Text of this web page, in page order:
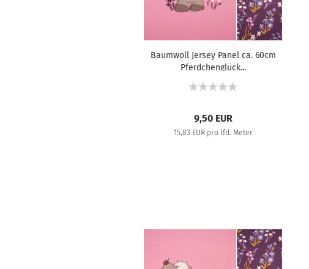
Baumwoll Jersey Panel ca. 60cm
Pferdchenglück...
9,50 EUR
15,83 EUR pro lfd. Meter